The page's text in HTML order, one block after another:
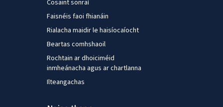
Cosaint sonraí
Faisnéis faoi fhianáin
Rialacha maidir le haisíocaíocht
Beartas comhshaoil
Rochtain ar dhoiciméid
inmheánacha agus ar chartlanna
Ilteangachas